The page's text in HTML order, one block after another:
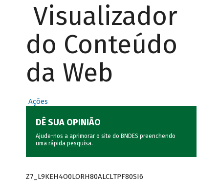
Visualizador
do Conteúdo
da Web
Ações
DÊ SUA OPINIÃO
Ajude-nos a aprimorar o site do BNDES preenchendo
uma rápida pesquisa.
Z7_L9KEH4O0LORH80ALCLTPF80SI6